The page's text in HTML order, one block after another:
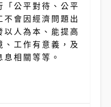
「公平對待、公平
會因經濟問題出
人為本、能提高
工作有意義，及
相關等等。